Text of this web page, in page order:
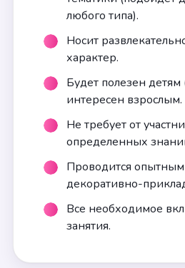
любого типа).
Носит
характер.
Будет полезен детям
интересен взрослым.
Не требует от
определенных
Проводится
декоративно-
Все необходимое
занятия.